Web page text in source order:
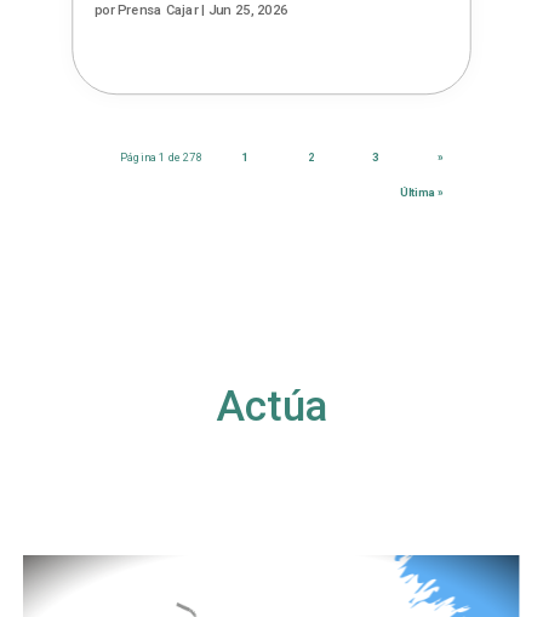
porPrensa Cajar| Jun 25, 2026
Página 1 de 278 1 2 3 »
Última »
Actúa